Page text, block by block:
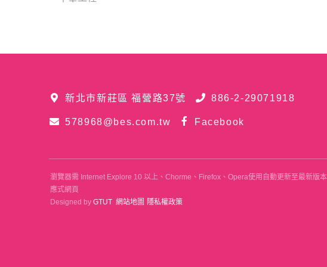
新北市新莊區 福營路37號 886-2-29071918
578968@bes.com.tw Facebook
瀏覽器需 Internet Explore 10 以上、Chorme、Firefox、Opera使用自動更新至最新版
應式網頁
Designed byGTUT 網站地圖 隱私權政策